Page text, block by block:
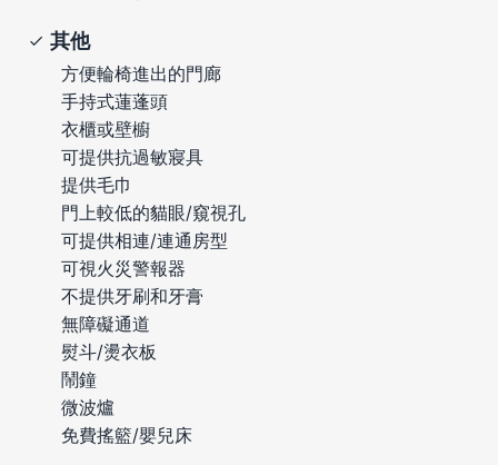
其他
方便輪椅進出的門廊
手持式蓮蓬頭
衣櫃或壁櫥
可提供抗過敏寢具
提供毛巾
門上較低的貓眼/窺視孔
可提供相連/連通房型
可視火災警報器
不提供牙刷和牙膏
無障礙通道
熨斗/燙衣板
鬧鐘
微波爐
免費搖籃/嬰兒床